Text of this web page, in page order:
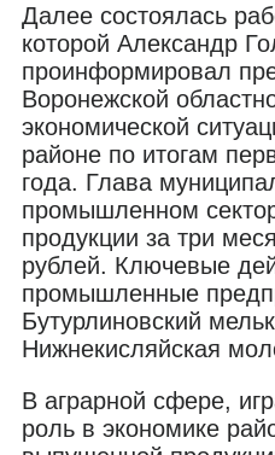
Далее состоялась
которой Александр
проинформировал
Воронежской
экономической
районе по итогам
года. Глава
промышленном
продукции за три
рублей. Ключевые
промышленные
Бутурлиновский
Нижнекисляйская
В аграрной сфере,
роль в экономике